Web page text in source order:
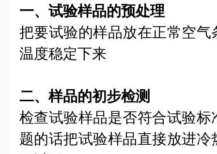
一、试验样品的预处理
把要试验的样品放在正常空
温度稳定下来
二、样品的初步检测
检查试验样品是否符合试验
题的话把试验样品直接放进